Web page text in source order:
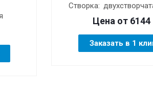
Створка:
Цена от 6144
Заказать в 1